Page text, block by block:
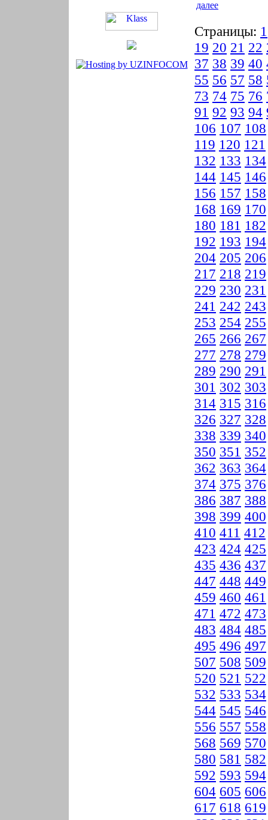
далее
Страницы: 1
19 20 21 22
37 38 39 40
55 56 57 58
73 74 75 76
91 92 93 94
106 107 108
119 120 121
132 133 134
144 145 146
156 157 158
168 169 170
180 181 182
192 193 194
204 205 206
217 218 219
229 230 231
241 242 243
253 254 255
265 266 267
277 278 279
289 290 291
301 302 303
314 315 316
326 327 328
338 339 340
350 351 352
362 363 364
374 375 376
386 387 388
398 399 400
410 411 412
423 424 425
435 436 437
447 448 449
459 460 461
471 472 473
483 484 485
495 496 497
507 508 509
520 521 522
532 533 534
544 545 546
556 557 558
568 569 570
580 581 582
592 593 594
604 605 606
617 618 619